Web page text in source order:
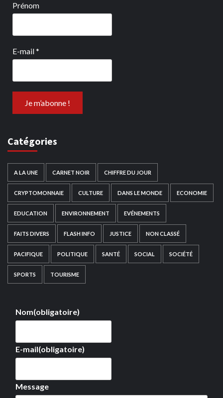
Prénom
E-mail*
Catégories
A LA UNE CARNET NOIR CHIFFRE DU JOUR
CRYPTOMONNAIE CULTURE DANS LE MONDE ECONOMIE
EDUCATION ENVIRONNEMENT EVÉNEMENTS
FAITS DIVERS FLASH INFO JUSTICE NON CLASSÉ
PACIFIQUE POLITIQUE SANTÉ SOCIAL SOCIÉTÉ
SPORTS TOURISME
Nom(obligatoire)
E-mail(obligatoire)
Message